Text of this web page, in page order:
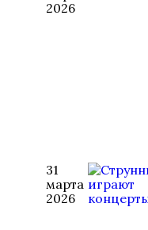
2026
31
марта
2026